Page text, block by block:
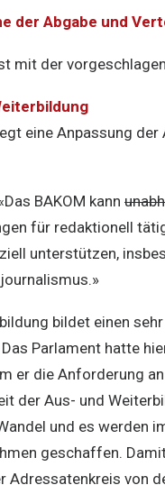
der Abgabe und
mit der
eine Anpassung
BAKOM kann
für redaktionell
unterstützen,
bildet einen
Parlament hatte
er die Anforderung
der Aus- und
und es werden
geschaffen.
von